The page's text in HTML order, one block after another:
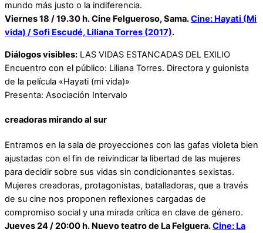
mundo más justo o la indiferencia.
Viernes 18 / 19.30 h. Cine Felgueroso, Sama.Cine: Hayati (Mi
vida) / Sofi Escudé, Liliana Torres (2017).
Diálogos visibles: LAS VIDAS ESTANCADAS DEL EXILIO
Encuentro con el público: Liliana Torres. Directora y guionista
de la película «Hayati (mi vida)»
Presenta: Asociación Intervalo
creadoras mirando al sur
Entramos en la sala de proyecciones con las gafas violeta bien
ajustadas con el fin de reivindicar la libertad de las mujeres
para decidir sobre sus vidas sin condicionantes sexistas.
Mujeres creadoras, protagonistas, batalladoras, que a través
de su cine nos proponen reflexiones cargadas de
compromiso social y una mirada crítica en clave de género.
Jueves 24 / 20:00 h. Nuevo teatro de La Felguera.Cine: La